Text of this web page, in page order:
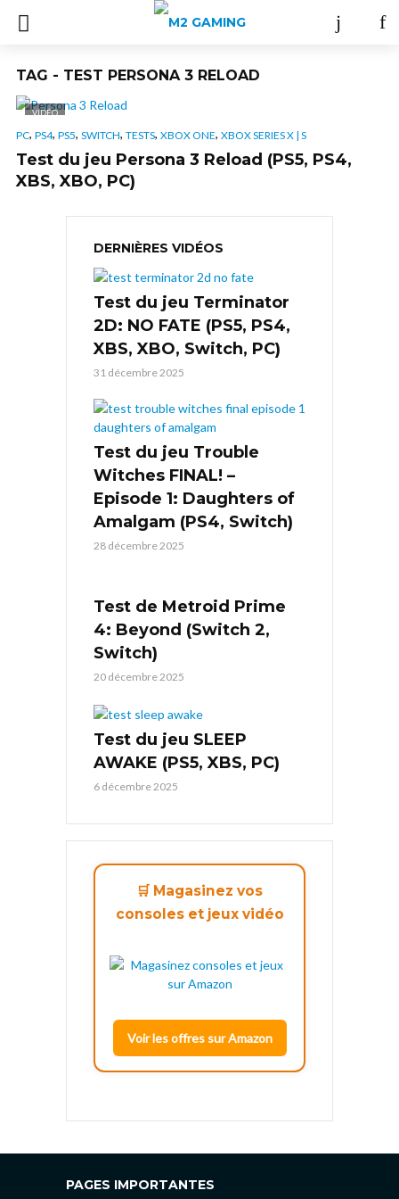
TAG - TEST PERSONA 3 RELOAD
VIDÉO
PC, PS4, PS5, SWITCH, TESTS, XBOX ONE, XBOX SERIES X | S
Test du jeu Persona 3 Reload (PS5, PS4,
XBS, XBO, PC)
DERNIÈRES VIDÉOS
Test du jeu Terminator
2D: NO FATE (PS5, PS4,
XBS, XBO, Switch, PC)
31 décembre 2025
Test du jeu Trouble
Witches FINAL! –
Episode 1: Daughters of
Amalgam (PS4, Switch)
28 décembre 2025
Test de Metroid Prime
4: Beyond (Switch 2,
Switch)
20 décembre 2025
Test du jeu SLEEP
AWAKE (PS5, XBS, PC)
6 décembre 2025
🛒 Magasinez vos
consoles et jeux vidéo
Voir les offres sur Amazon
PAGES IMPORTANTES